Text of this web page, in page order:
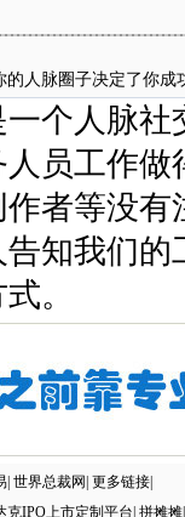
个人脉社
员工作
者等没
知我们
。
世界总裁网 更多链接
克IPO上市定制平台 拼摊摊